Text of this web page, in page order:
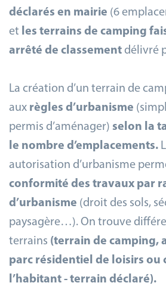
déclarés en mairie (6
et les terrains de camping
arrêté de classement délivré
La création d’un terrain de
aux règles d’urbanisme
permis d’aménager) selon la
le nombre d’emplacements.
autorisation d’urbanisme
conformité des travaux par
d’urbanisme (droit des sols,
paysagère…). On trouve
terrains (terrain de camping,
parc résidentiel de loisirs ou
l’habitant - terrain déclaré).